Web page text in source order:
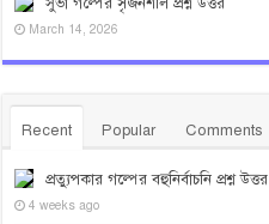
সুভা গল্পের সৃজনশীল প্রশ্ন উত্তর
March 14, 2026
Recent Popular Comments
প্রত্যুপকার গল্পের বহুনির্বাচনি প্রশ্ন উত্তর
4 weeks ago